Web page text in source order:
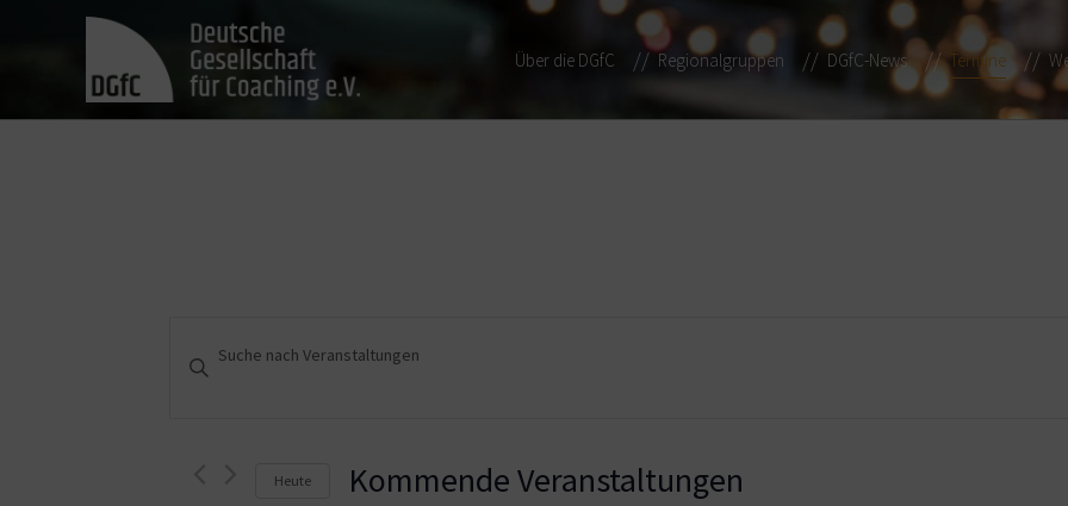
Über die DGfC Regionalgruppen DGfC-News Termine
Veranstaltungen
Suche
Schlüsselwort
Heute Kommende Veranstaltungen